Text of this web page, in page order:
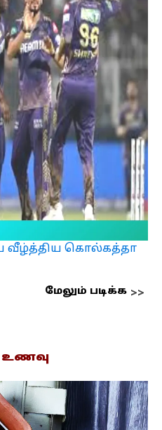
வீழ்த்திய கொல்கத்தா
மேலும் படிக்க
உணவு